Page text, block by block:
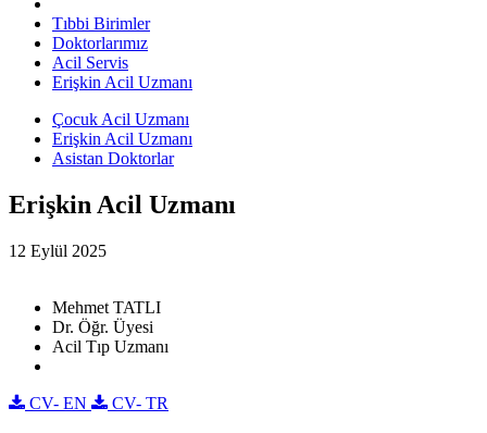
Tıbbi Birimler
Doktorlarımız
Acil Servis
Erişkin Acil Uzmanı
Çocuk Acil Uzmanı
Erişkin Acil Uzmanı
Asistan Doktorlar
Erişkin Acil Uzmanı
12 Eylül 2025
Mehmet TATLI
Dr. Öğr. Üyesi
Acil Tıp Uzmanı
CV- EN CV- TR